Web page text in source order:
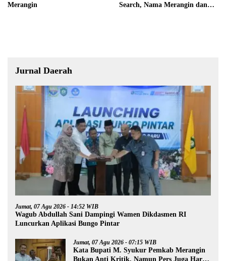
Merangin
Search, Nama Merangin dan
Jurnal Daerah
Jumat, 07 Agu 2026 - 14:52 WIB
Wagub Abdullah Sani Dampingi Wamen Dikdasmen RI
Luncurkan Aplikasi Bungo Pintar
Jumat, 07 Agu 2026 - 07:15 WIB
Kata Bupati M. Syukur Pemkab Merangin
Bukan Anti Kritik, Namun Pers Juga Harus